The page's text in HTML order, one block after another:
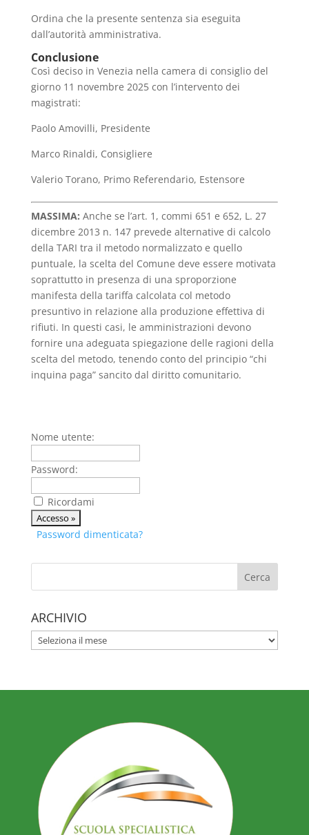
Ordina che la presente sentenza sia eseguita
dall’autorità amministrativa.
Conclusione
Così deciso in Venezia nella camera di consiglio del
giorno 11 novembre 2025 con l’intervento dei
magistrati:
Paolo Amovilli, Presidente
Marco Rinaldi, Consigliere
Valerio Torano, Primo Referendario, Estensore
MASSIMA: Anche se l’art. 1, commi 651 e 652, L. 27
dicembre 2013 n. 147 prevede alternative di calcolo
della TARI tra il metodo normalizzato e quello
puntuale, la scelta del Comune deve essere motivata
soprattutto in presenza di una sproporzione
manifesta della tariffa calcolata col metodo
presuntivo in relazione alla produzione effettiva di
rifiuti. In questi casi, le amministrazioni devono
fornire una adeguata spiegazione delle ragioni della
scelta del metodo, tenendo conto del principio “chi
inquina paga” sancito dal diritto comunitario.
Nome utente:
Password:
Ricordami
Password dimenticata?
ARCHIVIO
ARCHIVIO